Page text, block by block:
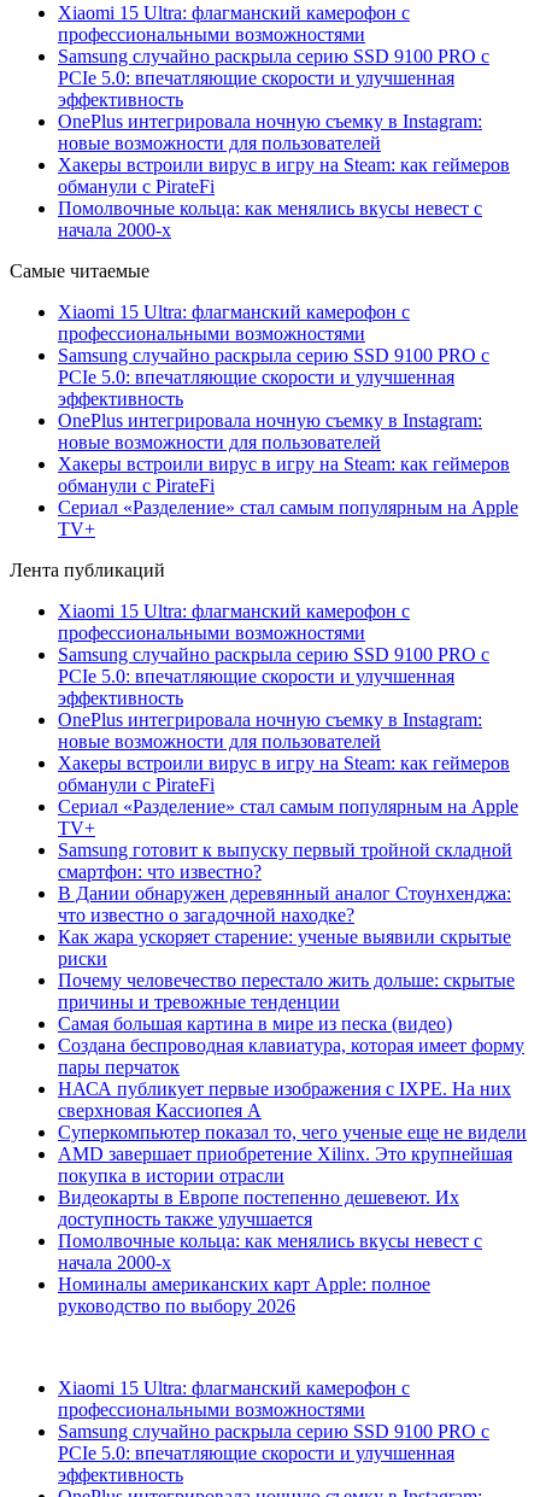
Xiaomi 15 Ultra: флагманский камерофон с
профессиональными возможностями
Samsung случайно раскрыла серию SSD 9100 PRO с
PCIe 5.0: впечатляющие скорости и улучшенная
эффективность
OnePlus интегрировала ночную съемку в Instagram:
новые возможности для пользователей
Хакеры встроили вирус в игру на Steam: как геймеров
обманули с PirateFi
Помолвочные кольца: как менялись вкусы невест с
начала 2000-х
Самые читаемые
Xiaomi 15 Ultra: флагманский камерофон с
профессиональными возможностями
Samsung случайно раскрыла серию SSD 9100 PRO с
PCIe 5.0: впечатляющие скорости и улучшенная
эффективность
OnePlus интегрировала ночную съемку в Instagram:
новые возможности для пользователей
Хакеры встроили вирус в игру на Steam: как геймеров
обманули с PirateFi
Сериал «Разделение» стал самым популярным на Apple
TV+
Лента публикаций
Xiaomi 15 Ultra: флагманский камерофон с
профессиональными возможностями
Samsung случайно раскрыла серию SSD 9100 PRO с
PCIe 5.0: впечатляющие скорости и улучшенная
эффективность
OnePlus интегрировала ночную съемку в Instagram:
новые возможности для пользователей
Хакеры встроили вирус в игру на Steam: как геймеров
обманули с PirateFi
Сериал «Разделение» стал самым популярным на Apple
TV+
Samsung готовит к выпуску первый тройной складной
смартфон: что известно?
В Дании обнаружен деревянный аналог Стоунхенджа:
что известно о загадочной находке?
Как жара ускоряет старение: ученые выявили скрытые
риски
Почему человечество перестало жить дольше: скрытые
причины и тревожные тенденции
Самая большая картина в мире из песка (видео)
Создана беспроводная клавиатура, которая имеет форму
пары перчаток
НАСА публикует первые изображения с IXPE. На них
сверхновая Кассиопея А
Суперкомпьютер показал то, чего ученые еще не видели
AMD завершает приобретение Xilinx. Это крупнейшая
покупка в истории отрасли
Видеокарты в Европе постепенно дешевеют. Их
доступность также улучшается
Помолвочные кольца: как менялись вкусы невест с
начала 2000-х
Номиналы американских карт Apple: полное
руководство по выбору 2026
Xiaomi 15 Ultra: флагманский камерофон с
профессиональными возможностями
Samsung случайно раскрыла серию SSD 9100 PRO с
PCIe 5.0: впечатляющие скорости и улучшенная
эффективность